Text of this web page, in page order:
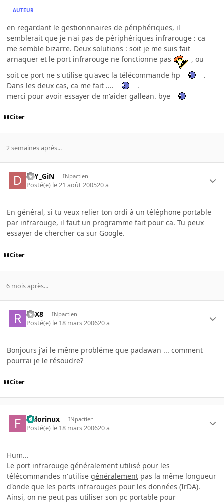
AUTEUR
en regardant le gestionnnaires de périphériques, il
semblerait que je n'ai pas de périphériques infrarouge : ca
me semble bizarre. Deux solutions : soit je me suis fait
arnaquer et le port infrarouge ne fonctionne pas
, ou
soit ce port ne s'utilise qu'avec la télécommande hp
.
Dans les deux cas, ca me fait ....
.
merci pour avoir essayer de m'aider gallean. bye
Citer
2 semaines après...
DrY_GiN INpactien
Posté(e) le 21 août 200520 a
En général, si tu veux relier ton ordi à un téléphone portable
par infrarouge, il faut un programme fait pour ca. Tu peux
essayer de chercher ca sur Google.
Citer
6 mois après...
RTX8 INpactien
Posté(e) le 18 mars 200620 a
Bonjours j'ai le même probléme que padawan ... comment
pourrai je le résoudre?
Citer
fedorinux INpactien
Posté(e) le 18 mars 200620 a
Hum...
Le port infrarouge généralement utilisé pour les
télécommandes n'utilise généralement pas la même longueur
d'onde que les ports infrarouges pour les données (IrDA).
Ainsi, on ne peut pas utiliser son pc portable pour